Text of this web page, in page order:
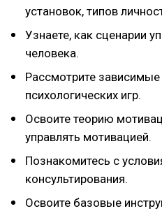
установок, типов
Узнаете, как сценарии
человека.
Рассмотрите
психологических игр.
Освоите теорию
управлять мотивацией.
Познакомитесь с
консультирования.
Освоите базовые